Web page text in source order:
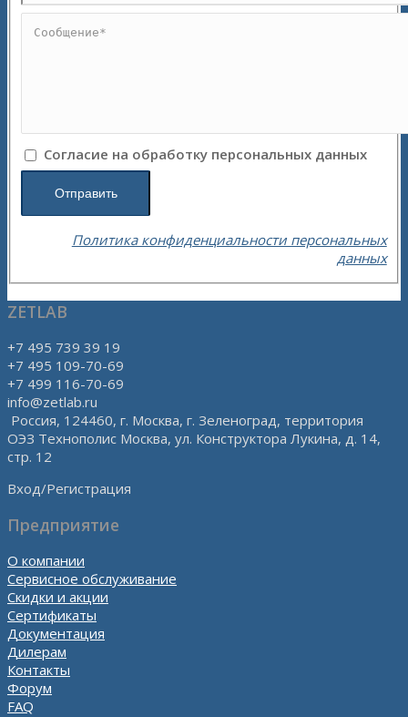
Согласие на обработку персональных данных
Политика конфиденциальности персональных
данных
ZETLAB
+7 495 739 39 19
+7 495 109-70-69
+7 499 116-70-69
info@zetlab.ru
Россия, 124460, г. Москва, г. Зеленоград, территория
ОЭЗ Технополис Москва, ул. Конструктора Лукина, д. 14,
стр. 12
Вход/Регистрация
Предприятие
О компании
Сервисное обслуживание
Скидки и акции
Сертификаты
Документация
Дилерам
Контакты
Форум
FAQ